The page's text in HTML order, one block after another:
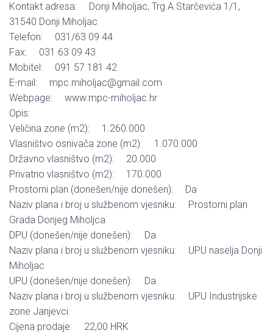
Kontakt adresa: Donji Miholjac, Trg A.Starčevića 1/1,
31540 Donji Miholjac
Telefon: 031/63 09 44
Fax: 031 63 09 43
Mobitel: 091 57 181 42
E-mail: mpc.miholjac@gmail.com
Webpage: www.mpc-miholjac.hr
Opis:
Veličina zone (m2): 1.260.000
Vlasništvo osnivača zone (m2): 1.070.000
Državno vlasništvo (m2): 20.000
Privatno vlasništvo (m2): 170.000
Prostorni plan (donešen/nije donešen): Da
Naziv plana i broj u službenom vjesniku: Prostorni plan
Grada Donjeg Miholjca
DPU (donešen/nije donešen): Da
Naziv plana i broj u službenom vjesniku: UPU naselja Donji
Miholjac
UPU (donešen/nije donešen): Da
Naziv plana i broj u službenom vjesniku: UPU Industrijske
zone Janjevci
Cijena prodaje: 22,00 HRK